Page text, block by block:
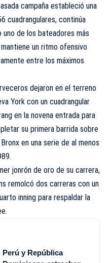
campaña estableció una
cuadrangulares, continúa
de los bateadores más
un ritmo ofensivo
entre los máximos
dejaron en el terreno
York con un cuadrangular
en la novena entrada para
su primera barrida sobre
en una serie de al menos
jonrón de oro de su carrera,
remolcó dos carreras con un
inning para respaldar la
Perú y República